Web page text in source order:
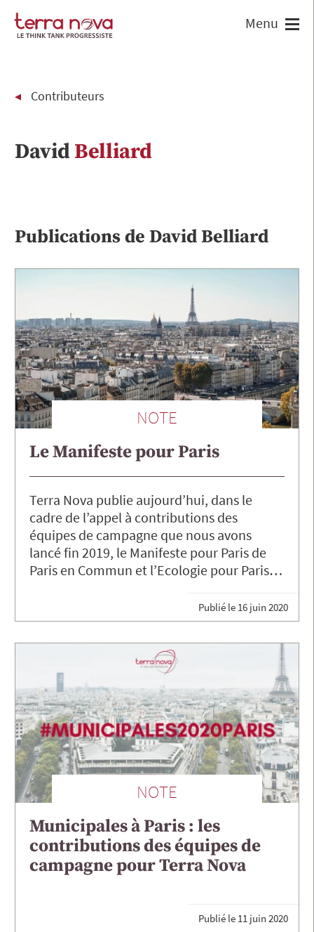
Contributeurs
DavidBelliard
Publications de DavidBelliard
NOTE
Le Manifeste pour Paris
Terra Nova publie aujourd’hui, dans le
cadre de l’appel à contributions des
équipes de campagne que nous avons
lancé fin 2019, le Manifeste pour Paris de
Paris en Commun et l’Ecologie pour Paris…
Publié le 16 juin 2020
NOTE
Municipales à Paris : les
contributions des équipes de
campagne pour Terra Nova
Publié le 11 juin 2020